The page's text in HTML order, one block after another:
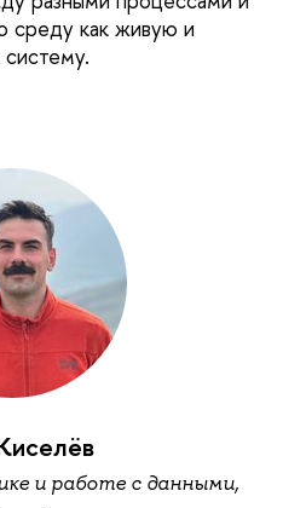
среду как живую и
и работе с данными,